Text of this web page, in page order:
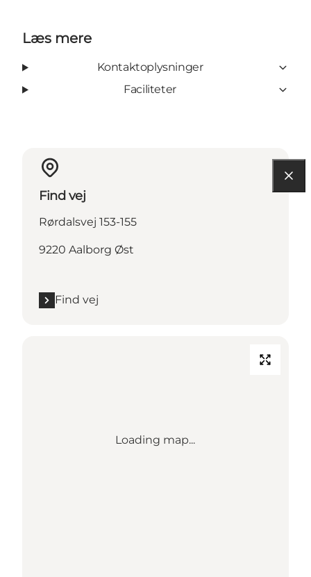
Læs mere
Kontaktoplysninger
Faciliteter
Find vej
Rørdalsvej 153-155
9220 Aalborg Øst
Find vej
Loading map...